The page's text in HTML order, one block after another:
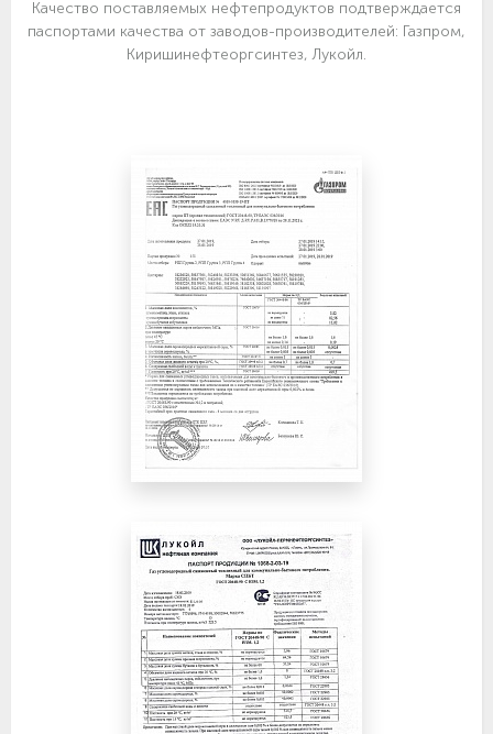
Качество поставляемых нефтепродуктов подтверждается
паспортами качества от заводов-производителей: Газпром,
Киришинефтеоргсинтез, Лукойл.